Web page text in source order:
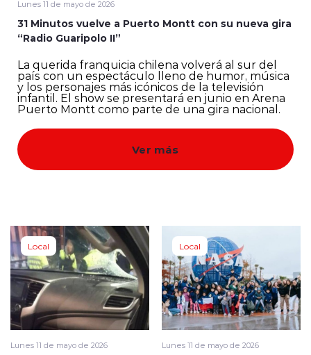
Quienes Somos
modo claro
Lunes 11 de mayo de 2026
31 Minutos vuelve a Puerto Montt con su nueva gira
“Radio Guaripolo II”
La querida franquicia chilena volverá al sur del
país con un espectáculo lleno de humor, música
y los personajes más icónicos de la televisión
infantil. El show se presentará en junio en Arena
Puerto Montt como parte de una gira nacional.
Ver más
Local
Lunes 11 de mayo de 2026
Local
Lunes 11 de mayo de 2026